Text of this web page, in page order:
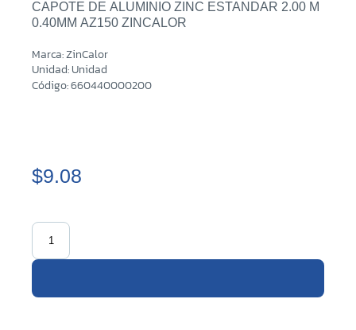
CAPOTE DE ALUMINIO ZINC ESTANDAR 2.00 M
0.40MM AZ150 ZINCALOR
Marca: ZinCalor
Unidad: Unidad
Código: 660440000200
$9.08